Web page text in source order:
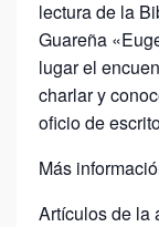
lectura de la
Guareña
lugar el
charlar y
oficio de
Más
Artículos de la